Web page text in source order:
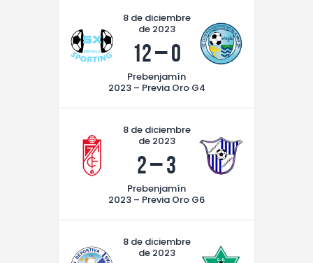
8 de diciembre
de 2023
12–0
Prebenjamín
2023 – Previa Oro G4
8 de diciembre
de 2023
2–3
Prebenjamín
2023 – Previa Oro G6
8 de diciembre
de 2023